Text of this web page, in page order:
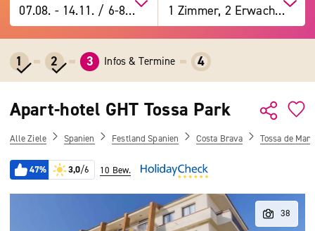
07.08. -14.11. / 6-8 Tage 1 Zimmer, 2 Erwachsene
1 2 3 Infos & Termine 4
Apart-hotel GHT Tossa Park
Alle Ziele Spanien Festland Spanien Costa Brava Tossa de Mar
47% 3,0/6 10 Bew.